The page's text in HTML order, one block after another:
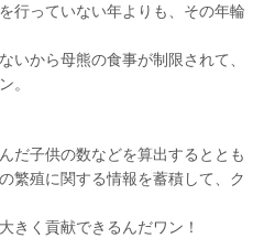
行っていない年よりも、その年輪
いから母熊の食事が制限されて、
。
だ子供の数などを算出するととも
繁殖に関する情報を蓄積して、ク
きく貢献できるんだワン！